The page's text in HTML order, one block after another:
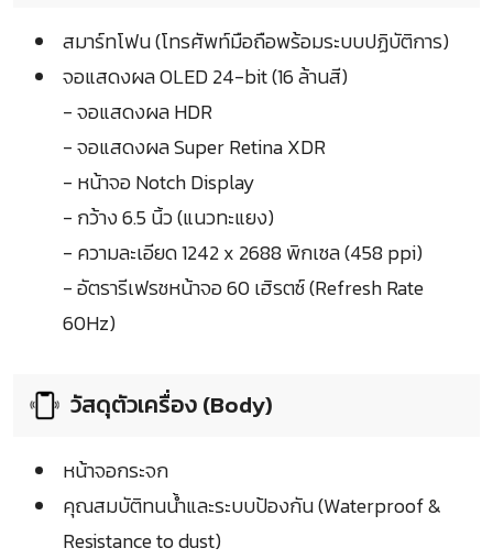
สมาร์ทโฟน (โทรศัพท์มือถือพร้อมระบบปฏิบัติการ)
จอแสดงผล OLED 24-bit (16 ล้านสี)
- จอแสดงผล HDR
- จอแสดงผล Super Retina XDR
- หน้าจอ Notch Display
- กว้าง 6.5 นิ้ว (แนวทะแยง)
- ความละเอียด 1242 x 2688 พิกเซล (458 ppi)
- อัตรารีเฟรชหน้าจอ 60 เฮิรตซ์ (Refresh Rate
60Hz)
วัสดุตัวเครื่อง (Body)
หน้าจอกระจก
คุณสมบัติทนน้ำและระบบป้องกัน (Waterproof &
Resistance to dust)